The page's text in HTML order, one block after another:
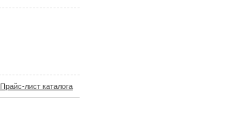
Прайс-лист каталога